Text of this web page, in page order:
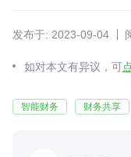
发布于: 2023-09-04
如对本文有异议，可
智能财务 财务共享